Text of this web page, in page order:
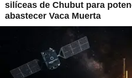
silíceas de Chubut para
abastecer Vaca Muerta